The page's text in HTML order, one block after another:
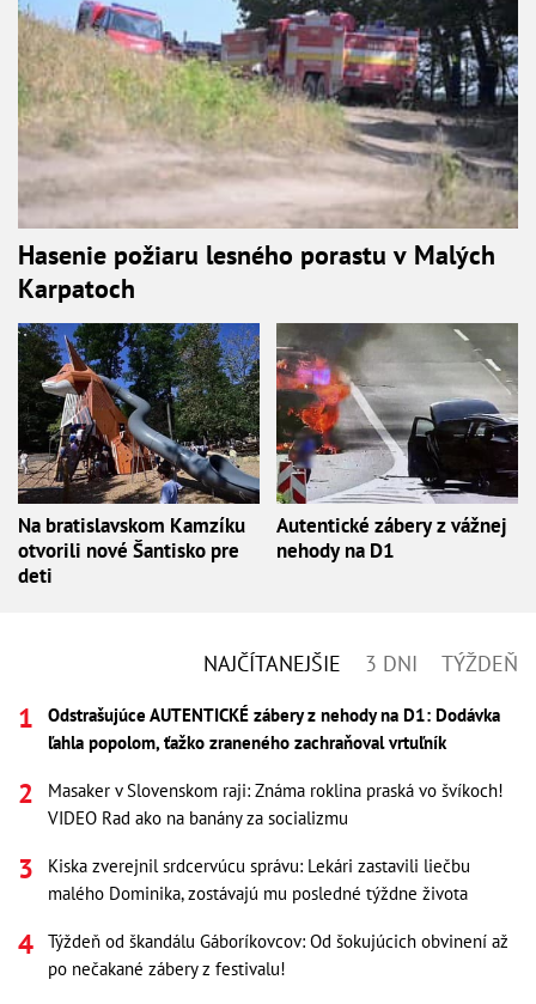
Hasenie požiaru lesného porastu v Malých
Karpatoch
Na bratislavskom Kamzíku
otvorili nové Šantisko pre
deti
Autentické zábery z vážnej
nehody na D1
NAJČÍTANEJŠIE 3 DNI TÝŽDEŇ
Odstrašujúce AUTENTICKÉ zábery z nehody na D1: Dodávka
ľahla popolom, ťažko zraneného zachraňoval vrtuľník
Masaker v Slovenskom raji: Známa roklina praská vo švíkoch!
VIDEO Rad ako na banány za socializmu
Kiska zverejnil srdcervúcu správu: Lekári zastavili liečbu
malého Dominika, zostávajú mu posledné týždne života
Týždeň od škandálu Gáboríkovcov: Od šokujúcich obvinení až
po nečakané zábery z festivalu!